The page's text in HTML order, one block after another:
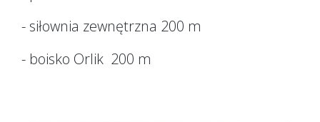
- siłownia zewnętrzna 200 m
- boisko Orlik 200 m